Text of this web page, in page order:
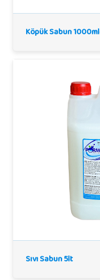
Köpük Sabun 1000ml
Sıvı Sabun 5lt